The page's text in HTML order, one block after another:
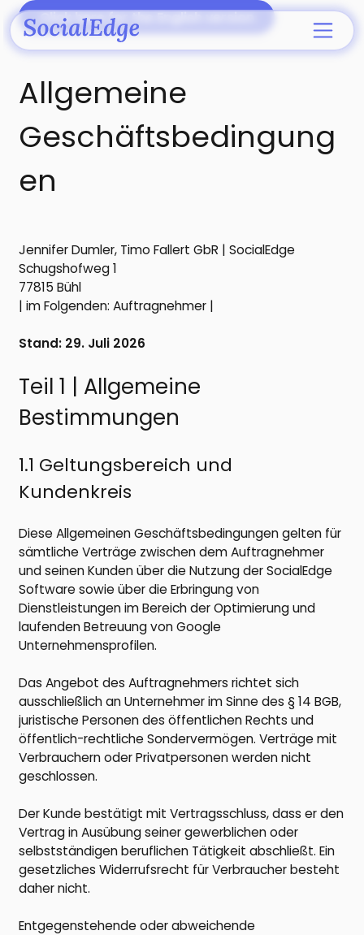
Click here for the English version
Click here for the English version
Allgemeine
Geschäftsbedingung
en
Jennifer Dumler, Timo Fallert GbR | SocialEdge
Schugshofweg 1
77815 Bühl
| im Folgenden: Auftragnehmer |
Stand: 29. Juli 2026
Teil 1 | Allgemeine
Bestimmungen
1.1 Geltungsbereich und
Kundenkreis
Diese Allgemeinen Geschäftsbedingungen gelten für
sämtliche Verträge zwischen dem Auftragnehmer
und seinen Kunden über die Nutzung der SocialEdge
Software sowie über die Erbringung von
Dienstleistungen im Bereich der Optimierung und
laufenden Betreuung von Google
Unternehmensprofilen.
Das Angebot des Auftragnehmers richtet sich
ausschließlich an Unternehmer im Sinne des § 14 BGB,
juristische Personen des öffentlichen Rechts und
öffentlich-rechtliche Sondervermögen. Verträge mit
Verbrauchern oder Privatpersonen werden nicht
geschlossen.
Der Kunde bestätigt mit Vertragsschluss, dass er den
Vertrag in Ausübung seiner gewerblichen oder
selbstständigen beruflichen Tätigkeit abschließt. Ein
gesetzliches Widerrufsrecht für Verbraucher besteht
daher nicht.
Entgegenstehende oder abweichende